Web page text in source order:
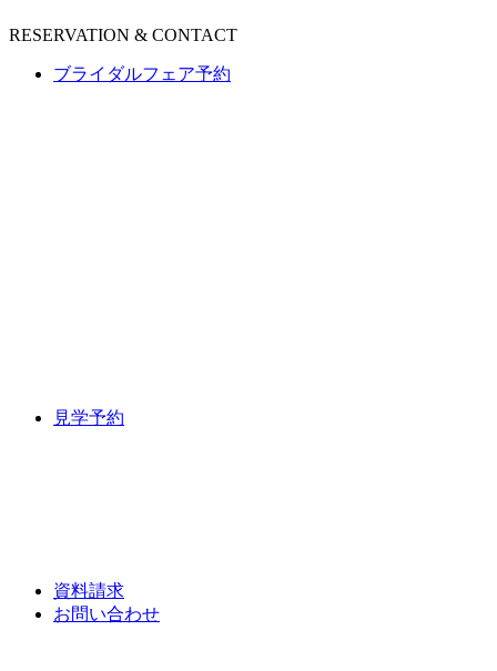
RESERVATION & CONTACT
ブライダルフェア予約
見学予約
資料請求
お問い合わせ